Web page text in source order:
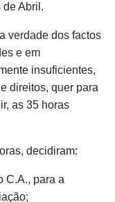
Abril.
verdade dos factos
e em
insuficientes,
direitos, quer para
as 35 horas
decidiram:
C.A., para a